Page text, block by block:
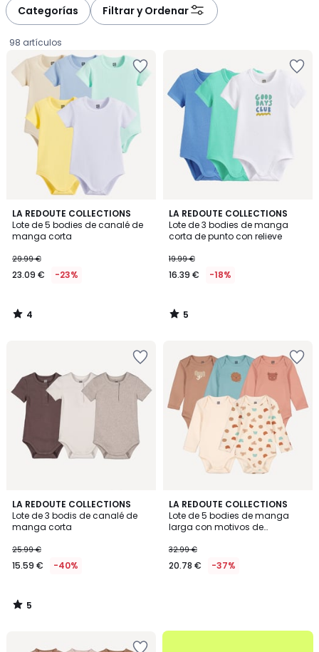
Categorías Filtrar y Ordenar
98 artículos
LA REDOUTE COLLECTIONS
Lote de 5 bodies de canalé de
manga corta
€
en
de
29.99
aplicado.
29.99 €
23.09 € -23%
4
/
5
4
/
LA REDOUTE COLLECTIONS
Lote de 3 bodies de manga
corta de punto con relieve
19.99 €
16.39 € -18%
5
/
5
5
/
LA REDOUTE COLLECTIONS
Lote de 3 bodis de canalé de
manga corta
25.99 €
15.59 € -40%
5
/
5
5
/
LA REDOUTE COLLECTIONS
Lote de 5 bodies de manga
larga con motivos de
americano
32.99 €
20.78 € -37%
.